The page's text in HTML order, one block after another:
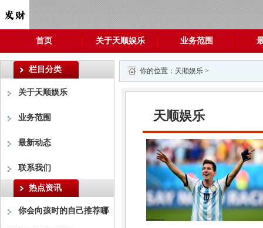
首页 关于天顺娱乐 业务范围
栏目分类
关于天顺娱乐
业务范围
最新动态
联系我们
热点资讯
你会向孩时的自己推荐哪
你的位置： 天顺娱乐 >
天顺娱乐